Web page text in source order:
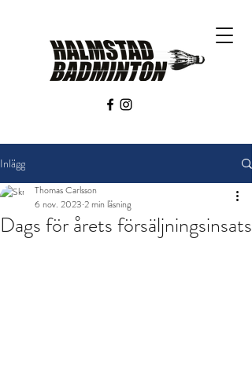
Inlägg
Dags för årets försäljningsinsats
Thomas Carlsson
6 nov. 2023 2 min läsning